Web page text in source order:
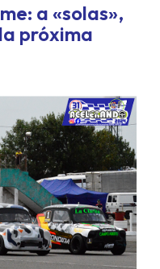
a «solas»,
próxima